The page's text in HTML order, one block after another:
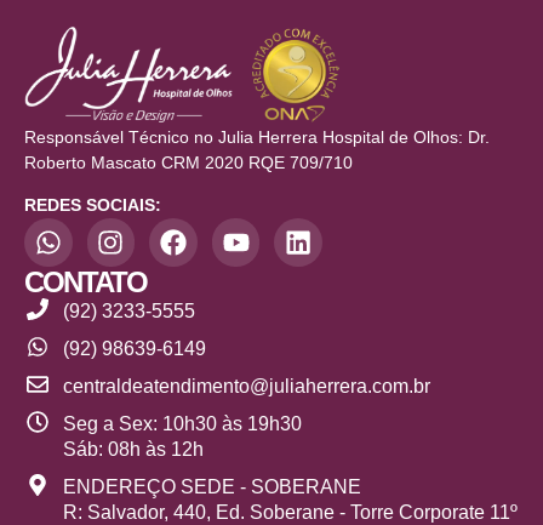
Responsável Técnico no Julia Herrera Hospital de Olhos: Dr.
Roberto Mascato CRM 2020 RQE 709/710
REDES SOCIAIS:
CONTATO
(92) 3233-5555
(92) 98639-6149
centraldeatendimento@juliaherrera.com.br
Seg a Sex: 10h30 às 19h30
Sáb: 08h às 12h
ENDEREÇO SEDE - SOBERANE
R: Salvador, 440, Ed. Soberane - Torre Corporate 11º